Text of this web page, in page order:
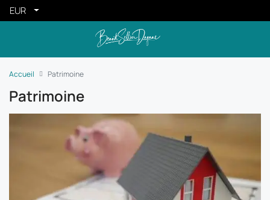
EUR
Accueil Patrimoine
Patrimoine